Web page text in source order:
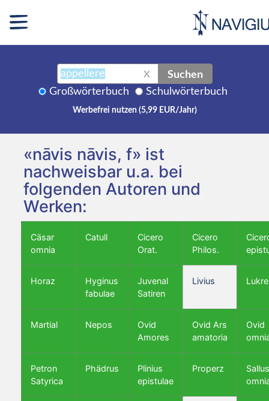
X Suchen
Großwörterbuch Schulwörterbuch
Werbefrei nutzen (5,99 EUR/Jahr)
«nāvis nāvis, f» ist
nachweisbar u.a. bei
folgenden Autoren und
Werken:
Cäsar
omnia
Catull
Cicero
Orat.
Cicero
Philos.
Horaz
Hyginus
fabulae
Juvenal
Satiren
Livius
Martial Nepos
Ovid
Amores
Ovid Ars
amatoria
Ovid
Petron
Satyrica
Phädrus
Plinius
epistulae
Properz